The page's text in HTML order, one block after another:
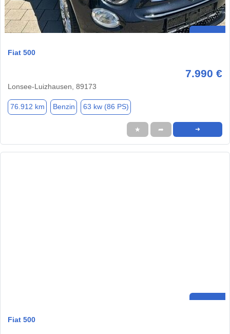
Fiat 500
7.990 €
Lonsee-Luizhausen, 89173
76.912 km Benzin 63 kw (86 PS)
★ ➦ ➜
Fiat 500